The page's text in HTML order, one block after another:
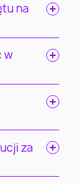
na
w
za